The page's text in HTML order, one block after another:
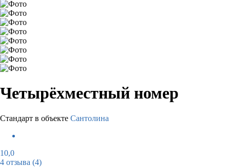
Четырёхместный номер
Стандарт в объекте Сантолина
10,0
4 отзыва (4)